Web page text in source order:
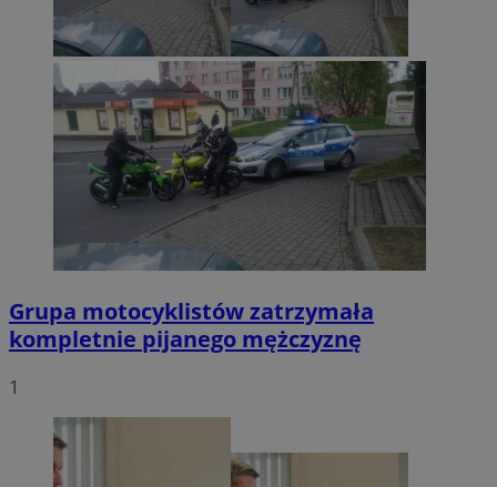
Grupa motocyklistów zatrzymała
kompletnie pijanego mężczyznę
1